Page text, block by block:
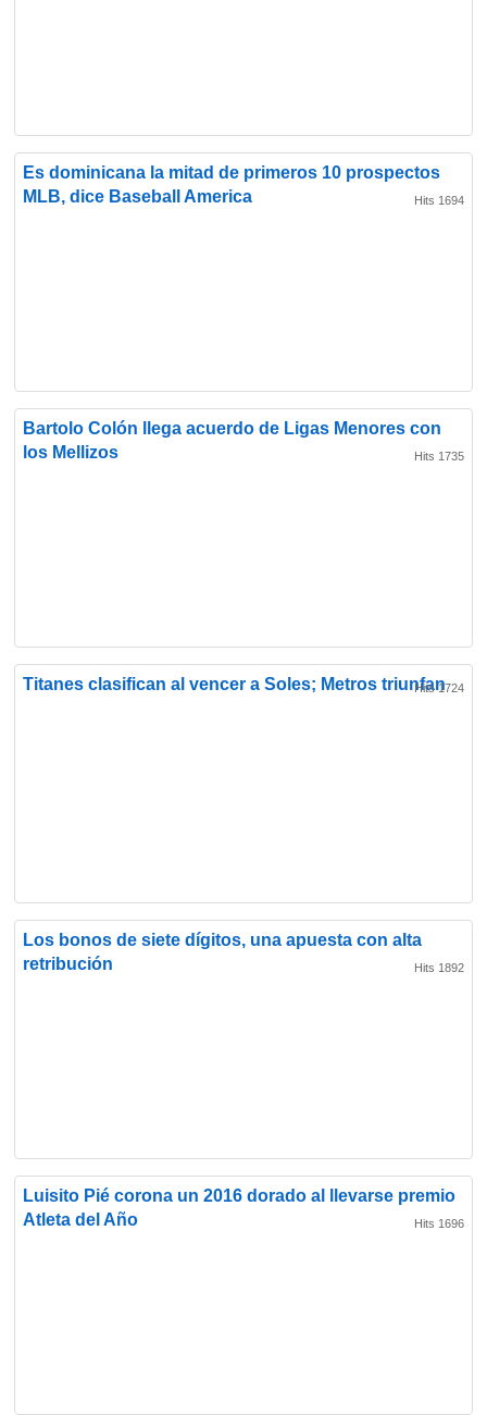
Es dominicana la mitad de primeros 10 prospectos
MLB, dice Baseball America
Hits 1694
Bartolo Colón llega acuerdo de Ligas Menores con
los Mellizos
Hits 1735
Titanes clasifican al vencer a Soles; Metros triunfan
Hits 1724
Los bonos de siete dígitos, una apuesta con alta
retribución
Hits 1892
Luisito Pié corona un 2016 dorado al llevarse premio
Atleta del Año
Hits 1696